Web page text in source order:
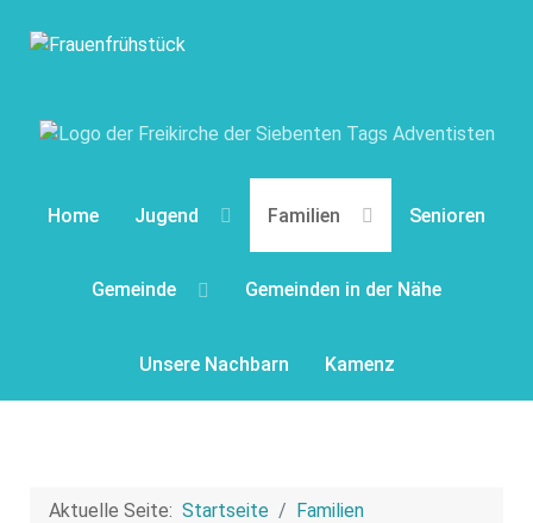
Home Jugend Familien Senioren
Gemeinde Gemeinden in der Nähe
Unsere Nachbarn Kamenz
Aktuelle Seite: Startseite
Familien